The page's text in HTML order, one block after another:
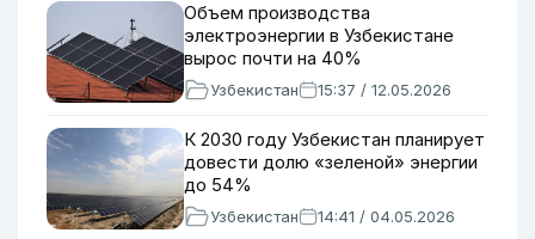
Объем производства
электроэнергии в Узбекистане
вырос почти на 40%
Узбекистан 15:37 / 12.05.2026
К 2030 году Узбекистан планирует
довести долю «зеленой» энергии
до 54%
Узбекистан 14:41 / 04.05.2026